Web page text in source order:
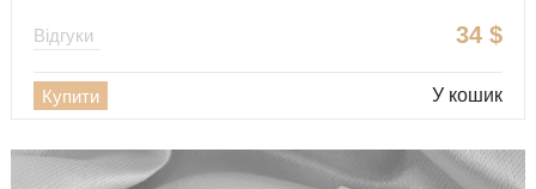
34 $
Відгуки
Купити У кошик